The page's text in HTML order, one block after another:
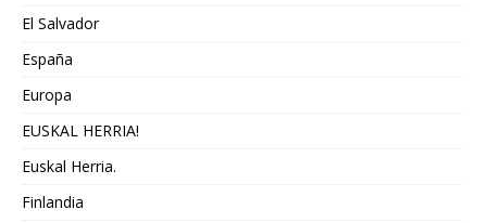
El Salvador
España
Europa
EUSKAL HERRIA!
Euskal Herria.
Finlandia